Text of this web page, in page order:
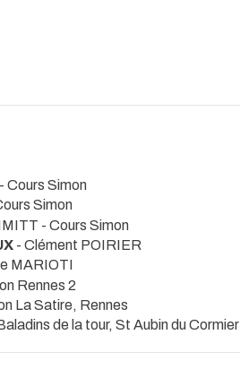
- Cours Simon
Simon
- Cours Simon
- Clément POIRIER
MARIOTI
Rennes 2
La Satire, Rennes
de la tour, St Aubin du Cormier